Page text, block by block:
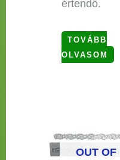
értendő.
TOVÁBB
OLVASOM
OUT OF